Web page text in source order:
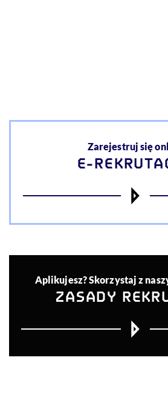
Akcje
Zarejestruj się
E-
Aplikujesz? Skorzystaj z
ZASADY